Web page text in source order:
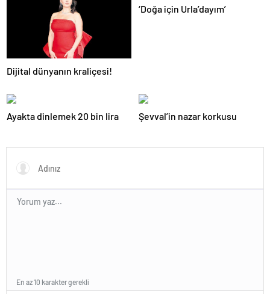
Dijital dünyanın kraliçesi!
‘Doğa için Urla’dayım’
Ayakta dinlemek 20 bin lira Şevval’in nazar korkusu
En az 10 karakter gerekli